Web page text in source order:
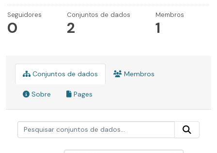
Seguidores
0
Conjuntos de dados
2
Membros
1
Conjuntos de dados Membros
Sobre Pages